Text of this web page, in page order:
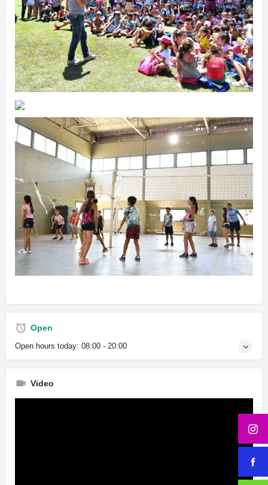
Open
Open hours today: 08:00 - 20:00
Video